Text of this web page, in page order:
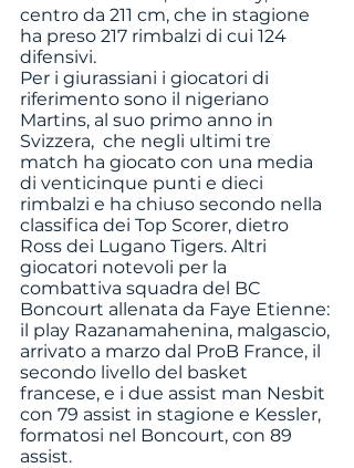
centro da 211 cm, che in stagione
ha preso 217 rimbalzi di cui 124
difensivi.
Per i giurassiani i giocatori di
riferimento sono il nigeriano
Martins, al suo primo anno in
Svizzera,  che negli ultimi tre
match ha giocato con una media
di venticinque punti e dieci
rimbalzi e ha chiuso secondo nella
classifica dei Top Scorer, dietro
Ross dei Lugano Tigers. Altri
giocatori notevoli per la
combattiva squadra del BC
Boncourt allenata da Faye Etienne:
il play Razanamahenina, malgascio,
arrivato a marzo dal ProB France, il
secondo livello del basket
francese, e i due assist man Nesbit
con 79 assist in stagione e Kessler,
formatosi nel Boncourt, con 89
assist.